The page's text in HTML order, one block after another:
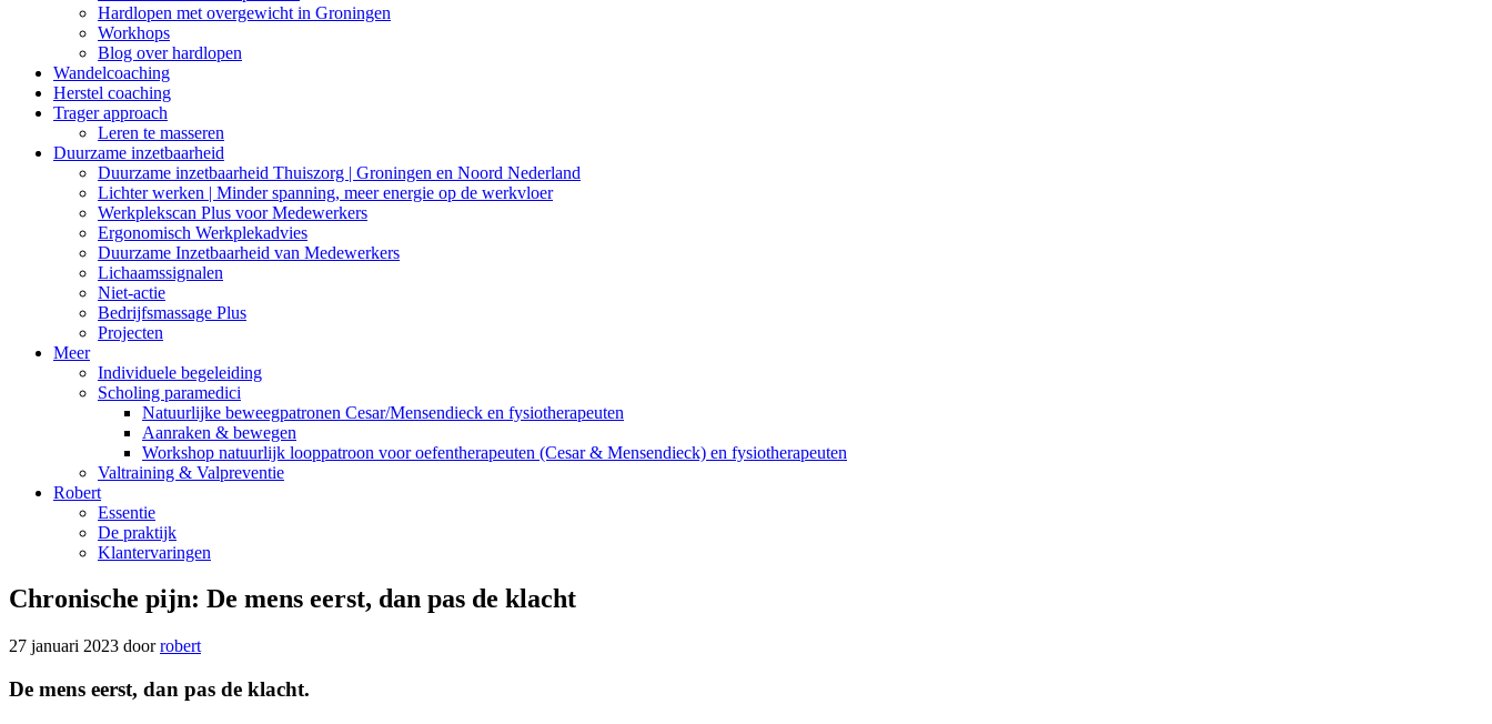
Hardlopen met overgewicht in Groningen
Workhops
Blog over hardlopen
Wandelcoaching
Herstel coaching
Trager approach
Leren te masseren
Duurzame inzetbaarheid
Duurzame inzetbaarheid Thuiszorg | Groningen en Noord Nederland
Lichter werken | Minder spanning, meer energie op de werkvloer
Werkplekscan Plus voor Medewerkers
Ergonomisch Werkplekadvies
Duurzame Inzetbaarheid van Medewerkers
Lichaamssignalen
Niet-actie
Bedrijfsmassage Plus
Projecten
Meer
Individuele begeleiding
Scholing paramedici
Natuurlijke beweegpatronen Cesar/Mensendieck en fysiotherapeuten
Aanraken & bewegen
Workshop natuurlijk looppatroon voor oefentherapeuten (Cesar & Mensendieck) en fysiotherapeuten
Valtraining & Valpreventie
Robert
Essentie
De praktijk
Klantervaringen
Chronische pijn: De mens eerst, dan pas de klacht
27 januari 2023 doorrobert
De mens eerst, dan pas de klacht.